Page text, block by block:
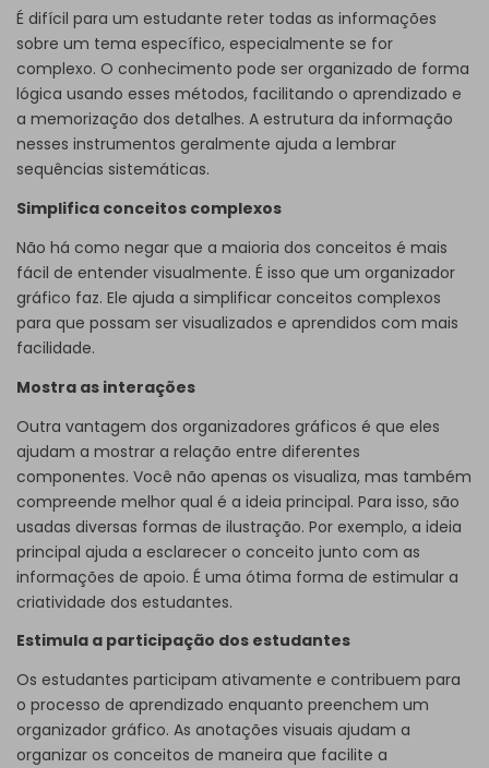
É difícil para um estudante reter todas as informações
sobre um tema específico, especialmente se for
complexo. O conhecimento pode ser organizado de forma
lógica usando esses métodos, facilitando o aprendizado e
a memorização dos detalhes. A estrutura da informação
nesses instrumentos geralmente ajuda a lembrar
sequências sistemáticas.
Simplifica conceitos complexos
Não há como negar que a maioria dos conceitos é mais
fácil de entender visualmente. É isso que um organizador
gráfico faz. Ele ajuda a simplificar conceitos complexos
para que possam ser visualizados e aprendidos com mais
facilidade.
Mostra as interações
Outra vantagem dos organizadores gráficos é que eles
ajudam a mostrar a relação entre diferentes
componentes. Você não apenas os visualiza, mas também
compreende melhor qual é a ideia principal. Para isso, são
usadas diversas formas de ilustração. Por exemplo, a ideia
principal ajuda a esclarecer o conceito junto com as
informações de apoio. É uma ótima forma de estimular a
criatividade dos estudantes.
Estimula a participação dos estudantes
Os estudantes participam ativamente e contribuem para
o processo de aprendizado enquanto preenchem um
organizador gráfico. As anotações visuais ajudam a
organizar os conceitos de maneira que facilite a